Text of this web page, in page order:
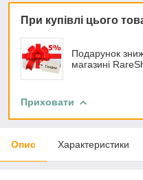
При купівлі цього
Подарунок
магазині
Приховати
Опис Характеристики